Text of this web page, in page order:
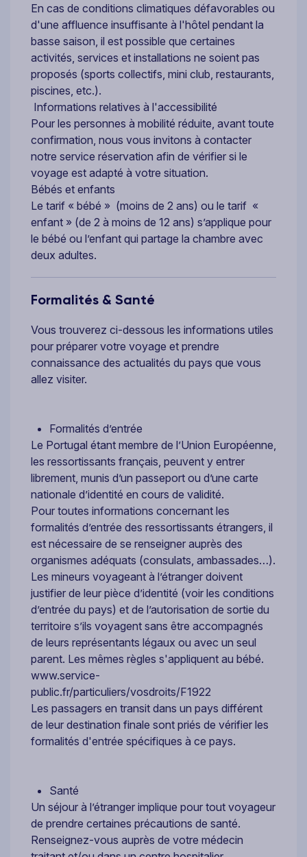
En cas de conditions climatiques défavorables ou
d'une affluence insuffisante à l'hôtel pendant la
basse saison, il est possible que certaines
activités, services et installations ne soient pas
proposés (sports collectifs, mini club, restaurants,
piscines, etc.).
Informations relatives à l'accessibilité
Pour les personnes à mobilité réduite, avant toute
confirmation, nous vous invitons à contacter
notre service réservation afin de vérifier si le
voyage est adapté à votre situation.
Bébés et enfants
Le tarif « bébé » (moins de 2 ans) ou le tarif «
enfant » (de 2 à moins de 12 ans) s’applique pour
le bébé ou l’enfant qui partage la chambre avec
deux adultes.
Formalités & Santé
Vous trouverez ci-dessous les informations utiles
pour préparer votre voyage et prendre
connaissance des actualités du pays que vous
allez visiter.
Formalités d’entrée
Le Portugal étant membre de l’Union Européenne,
les ressortissants français, peuvent y entrer
librement, munis d’un passeport ou d’une carte
nationale d’identité en cours de validité.
Pour toutes informations concernant les
formalités d’entrée des ressortissants étrangers, il
est nécessaire de se renseigner auprès des
organismes adéquats (consulats, ambassades…).
Les mineurs voyageant à l’étranger doivent
justifier de leur pièce d’identité (voir les conditions
d’entrée du pays) et de l’autorisation de sortie du
territoire s’ils voyagent sans être accompagnés
de leurs représentants légaux ou avec un seul
parent. Les mêmes règles s'appliquent au bébé.
www.service-
public.fr/particuliers/vosdroits/F1922
Les passagers en transit dans un pays différent
de leur destination finale sont priés de vérifier les
formalités d'entrée spécifiques à ce pays.
Santé
Un séjour à l’étranger implique pour tout voyageur
de prendre certaines précautions de santé.
Renseignez-vous auprès de votre médecin